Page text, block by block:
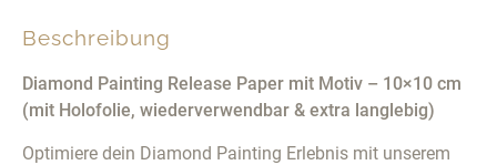
Beschreibung
Diamond Painting Release Paper mit Motiv – 10×10 cm
(mit Holofolie, wiederverwendbar & extra langlebig)
Optimiere dein Diamond Painting Erlebnis mit unserem